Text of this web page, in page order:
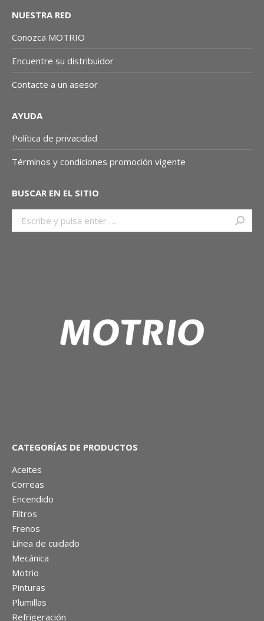
NUESTRA RED
Conozca MOTRIO
Encuentre su distribuidor
Contacte a un asesor
AYUDA
Política de privacidad
Términos y condiciones promoción vigente
BUSCAR EN EL SITIO
CATEGORÍAS DE PRODUCTOS
Aceites
Correas
Encendido
Filtros
Frenos
Línea de cuidado
Mecánica
Motrio
Pinturas
Plumillas
Refrigeración